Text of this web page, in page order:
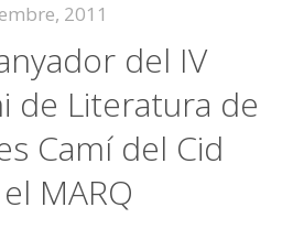
2011
del IV
de Literatura de
Camí del Cid
MARQ